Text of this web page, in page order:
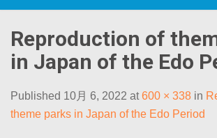
Reproduction of
in Japan of the Edo
Published 10月 6, 2022 at600 × 338 in
theme parks in Japan of the Edo Period